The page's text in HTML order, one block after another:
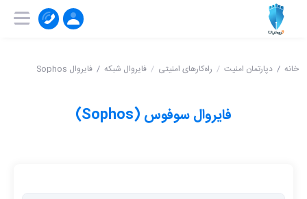
ثبت‌ نام | ورود
خانه دپارتمان امنیت راه‌کارهای امنیتی فایروال شبکه فایروال Sophos
فایروال سوفوس (Sophos)